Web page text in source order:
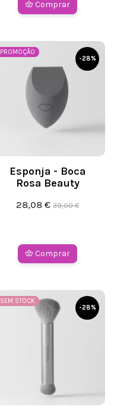
Comprar
-28%
PROMOÇÃO
Esponja - Boca
Rosa Beauty
28,08 € 39,00 €
Comprar
-28%
SEM STOCK